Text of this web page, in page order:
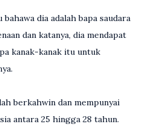
dia adalah bapa saudara
dan katanya, dia mendapat
kanak-kanak itu untuk
berkahwin dan mempunyai
antara 25 hingga 28 tahun.